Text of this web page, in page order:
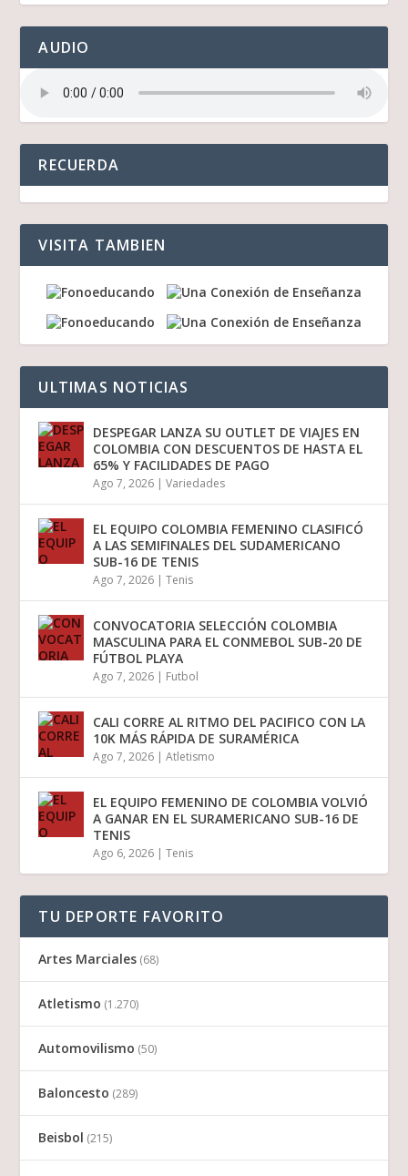
AUDIO
RECUERDA
VISITA TAMBIEN
ULTIMAS NOTICIAS
DESPEGAR LANZA SU OUTLET DE VIAJES EN
COLOMBIA CON DESCUENTOS DE HASTA EL
65% Y FACILIDADES DE PAGO
Ago 7, 2026 |Variedades
EL EQUIPO COLOMBIA FEMENINO CLASIFICÓ
A LAS SEMIFINALES DEL SUDAMERICANO
SUB-16 DE TENIS
Ago 7, 2026 |Tenis
CONVOCATORIA SELECCIÓN COLOMBIA
MASCULINA PARA EL CONMEBOL SUB-20 DE
FÚTBOL PLAYA
Ago 7, 2026 | Futbol
CALI CORRE AL RITMO DEL PACIFICO CON LA
10K MÁS RÁPIDA DE SURAMÉRICA
Ago 7, 2026 |Atletismo
EL EQUIPO FEMENINO DE COLOMBIA VOLVIÓ
A GANAR EN EL SURAMERICANO SUB-16 DE
TENIS
Ago 6, 2026 |Tenis
TU DEPORTE FAVORITO
Artes Marciales (68)
Atletismo (1.270)
Automovilismo (50)
Baloncesto (289)
Beisbol (215)